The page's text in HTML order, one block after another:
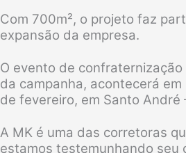
Com 700m², o projeto faz
expansão da empresa.
O evento de
da campanha, acontecerá
de fevereiro, em Santo André
A MK é uma das corretoras
estamos testemunhando seu